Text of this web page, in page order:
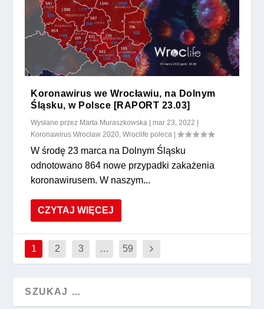
Koronawirus we Wrocławiu, na Dolnym
Śląsku, w Polsce [RAPORT 23.03]
Wysłane przez Marta Muraszkowska |mar 23, 2022 |
Koronawirus Wrocław 2020 ,Wroclife poleca |
W środę 23 marca na Dolnym Śląsku
odnotowano 864 nowe przypadki zakażenia
koronawirusem. W naszym...
CZYTAJ WIĘCEJ
1 2 3 … 59